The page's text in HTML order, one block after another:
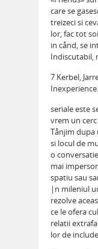
care se
treizeci si
lor, fac tot
in cånd, se
Indiscutabil,
7 Kerbel,
seriale este
vrem un
Tånjim dupa
si locul de
o
mai
spatiu sau
|n mileniul
rezolve
ce le ofera
relatii
lor de